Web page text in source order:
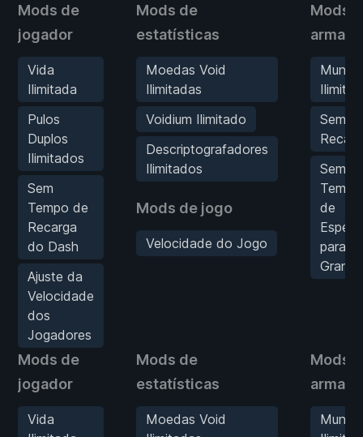
Mods de
jogador
Vida
Ilimitada
Pulos
Duplos
Ilimitados
Sem
Tempo de
Recarga
do Dash
Ajuste da
Velocidade
dos
Jogadores
Mods de
estatísticas
Moedas Void
Ilimitadas
Voidium Ilimitado
Descriptografadores
Ilimitados
Mods de jogo
Velocidade do Jogo
Mods
armas
Sem
Sem
Tempo
de
Espera
para
Mods de
jogador
Vida
Mods de
estatísticas
Moedas Void
Mods
armas